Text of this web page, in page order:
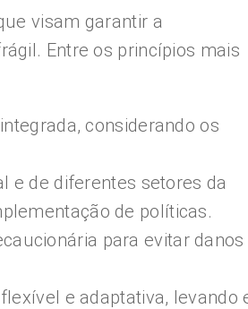
visam garantir a
Entre os princípios mais
considerando os
e de diferentes setores da
de políticas.
para evitar danos
e adaptativa, levando